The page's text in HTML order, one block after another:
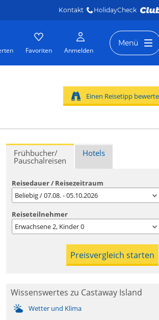
Kontakt HolidayCheck
Favoriten Anmelden
Menü
Einen Reisetipp
Frühbucher/
Pauschalreisen
Hotels
Reisedauer / Reisezeitraum
Beliebig / 07.08. - 05.10.2026
Reiseteilnehmer
Erwachsene2, Kinder0
Wissenswertes zu Castaway Island
Wetter und Klima